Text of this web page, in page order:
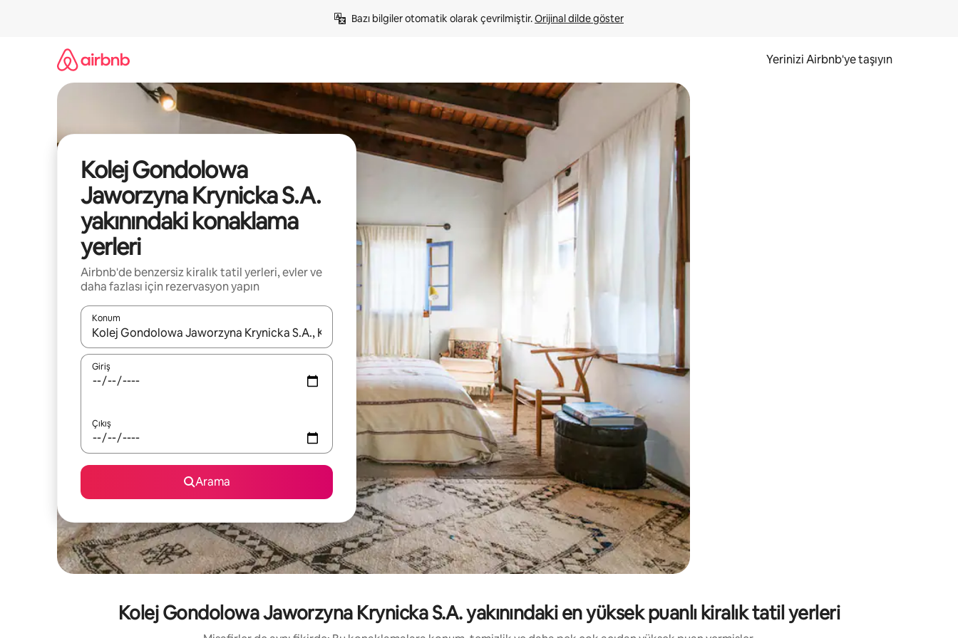
Bazı bilgiler otomatik olarak çevrilmiştir. Orijinal dilde göster
Yerinizi Airbnb'ye taşıyın
Kolej Gondolowa
Jaworzyna Krynicka S.A.
yakınındaki konaklama
yerleri
Airbnb'de benzersiz kiralık tatil yerleri, evler ve
daha fazlası için rezervasyon yapın
Konum
Sonuçlar kullanılabilir olduğunda yukarı ve aşağı oklarıyla gezinin veya dokunarak ya da kaydırma hareketleriyle keşfedin.
Giriş
Çıkış
Arama
Kolej Gondolowa Jaworzyna Krynicka S.A. yakınındaki en yüksek puanlı kiralık tatil yerleri